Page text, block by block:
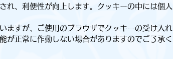
れ、利便性が向上します。クッキーの中には個人
ますが、ご使用のブラウザでクッキーの受け入れ
が正常に作動しない場合がありますのでご了承く